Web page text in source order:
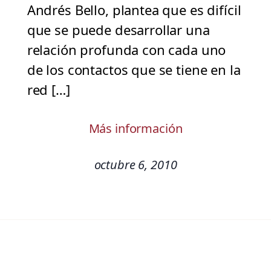
Andrés Bello, plantea que es difícil
que se puede desarrollar una
relación profunda con cada uno
de los contactos que se tiene en la
red […]
Más información
octubre 6, 2010